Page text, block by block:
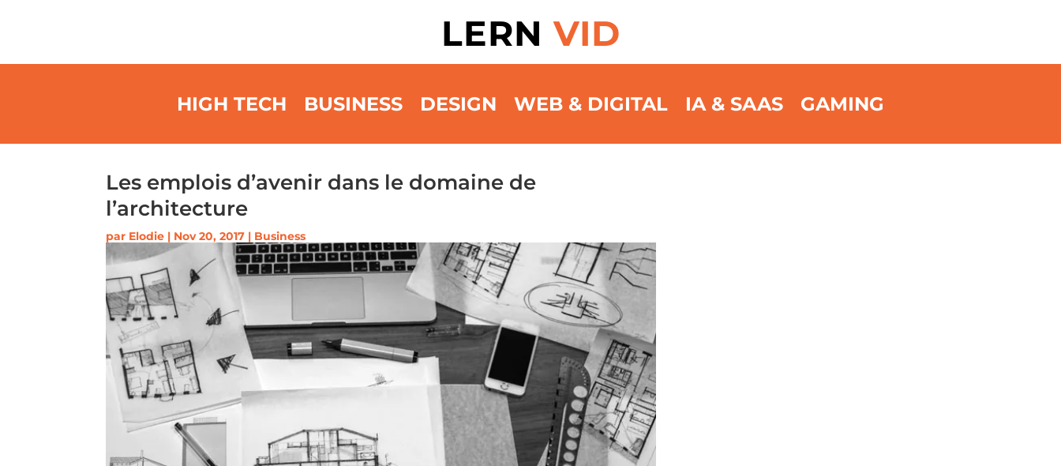
LERNVID
HIGH TECH BUSINESS DESIGN WEB & DIGITAL IA & SAAS GAMING
Les emplois d’avenir dans le domaine de
l’architecture
par Elodie | Nov 20, 2017 | Business